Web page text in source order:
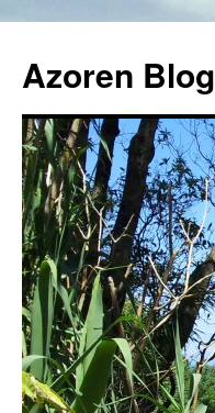
Azoren Blog